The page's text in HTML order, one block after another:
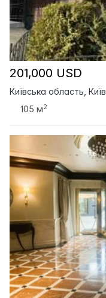
201,000 USD
Київська область, Київ
105 м2